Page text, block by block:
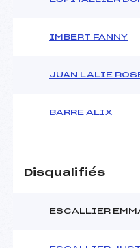
IMBERT FANNY
JUAN LALIE
BARRE ALIX
Disqualifiés
ESCALLIER